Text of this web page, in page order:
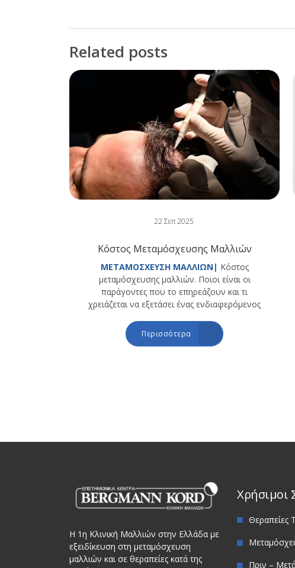
Related posts
22 Σεπ 2025
Κόστος Μεταμόσχευσης Μαλλιών
ΜΕΤΑΜΟΣΧΕΥΣΗ ΜΑΛΛΙΩΝ| Κόστος
μεταμόσχευσης μαλλιών. Ποιοι είναι οι
παράγοντες που το επηρεάζουν και τι
χρειάζεται να εξετάσει ένας ενδιαφερόμενος
Περισσότερα
Η 1η Κλινική Μαλλιών στην Ελλάδα με
εξειδίκευση στη μεταμόσχευση
μαλλιών και σε θεραπείες κατά της
Χρήσιμοι
Θεραπείες
Πριν –